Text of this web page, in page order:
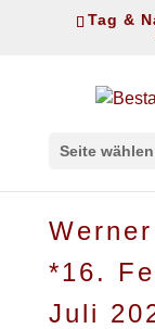
Tag &
Seite wählen
*16.
Juli